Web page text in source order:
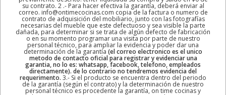
su contrato. 2 .- Para hacer efectiva la garantía, deberá enviar al
correo. info@ontimecocinas.com copia de la factura o numero de
contrato de adquisición del mobiliario, junto con las fotografías
necesarias del mueble que este defectuoso y sea visible la parte
dañada, para determinar si se trata de algún defecto de fabricación
o en su momento programar una visita por parte de nuestro
personal técnico, para ampliar la evidencia y poder dar una
determinación de la garantía (el correo electronico es el unico
metodo de contacto oficial para registrar y evidenciar una
garantia, no lo es: whatsapp, facebook, telefono, empleados
directamente). de lo contrario no tendremos evidencia del
requerimento. 3.- Si el producto se encuentra dentro del periodo
de la garantía (según el contrato) y la determinación de nuestro
personal técnico es procedente la garantía, on time cocinas y